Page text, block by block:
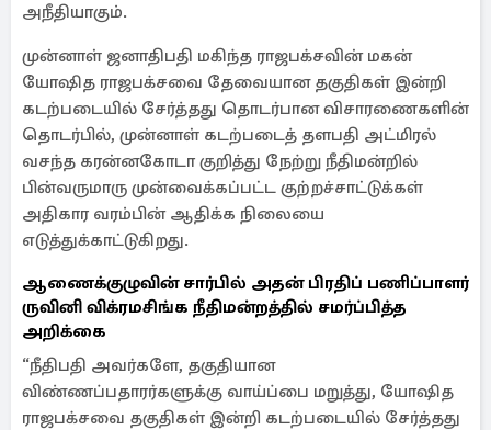
அநீதியாகும்.
முன்னாள் ஜனாதிபதி மகிந்த ராஜபக்சவின் மகன்
யோஷித ராஜபக்சவை தேவையான தகுதிகள் இன்றி
கடற்படையில் சேர்த்தது தொடர்பான விசாரணைகளின்
தொடர்பில், முன்னாள் கடற்படைத் தளபதி அட்மிரல்
வசந்த கரன்னகோடா குறித்து நேற்று நீதிமன்றில்
பின்வருமாரு முன்வைக்கப்பட்ட குற்றச்சாட்டுக்கள்
அதிகார வரம்பின் ஆதிக்க நிலையை
எடுத்துக்காட்டுகிறது.
ஆணைக்குழுவின் சார்பில் அதன் பிரதிப் பணிப்பாளர்
ருவினி விக்ரமசிங்க நீதிமன்றத்தில் சமர்ப்பித்த
அறிக்கை
“நீதிபதி அவர்களே, தகுதியான
விண்ணப்பதாரர்களுக்கு வாய்ப்பை மறுத்து, யோஷித
ராஜபக்சவை தகுதிகள் இன்றி கடற்படையில் சேர்த்தது